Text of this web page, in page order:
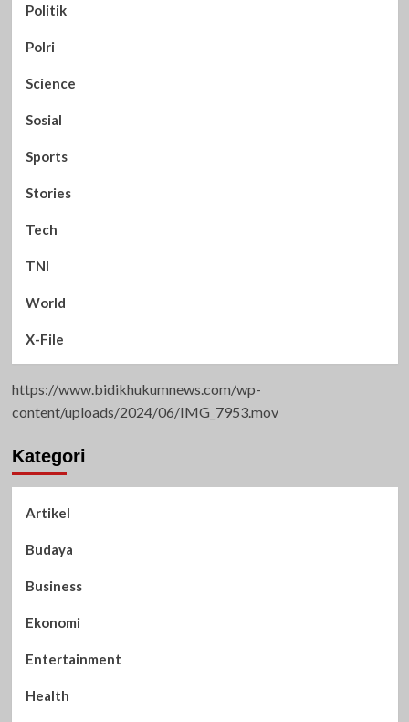
Politik
Polri
Science
Sosial
Sports
Stories
Tech
TNI
World
X-File
https://www.bidikhukumnews.com/wp-
content/uploads/2024/06/IMG_7953.mov
Kategori
Artikel
Budaya
Business
Ekonomi
Entertainment
Health